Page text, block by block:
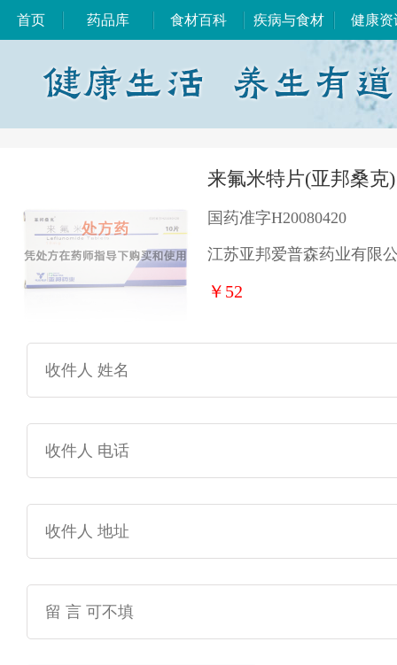
首页 药品库 食材百科 疾病与食材 健康资
来氟米特片(亚邦桑克)
国药准字H20080420
江苏亚邦爱普森药业有限
￥52